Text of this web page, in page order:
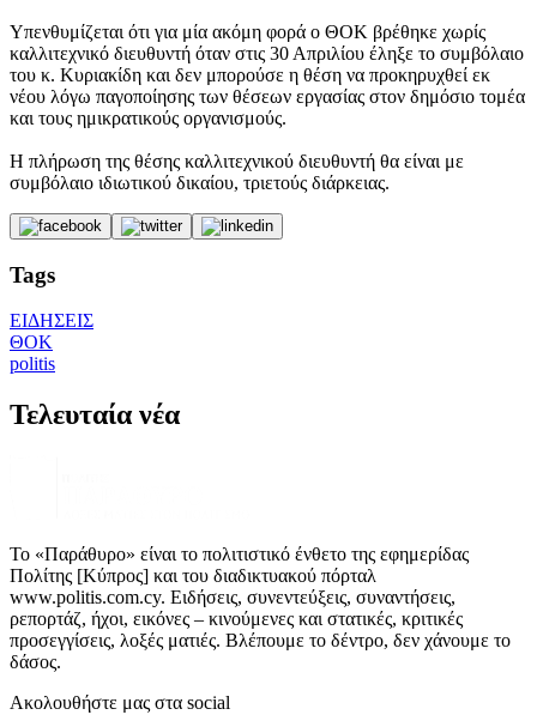
Υπενθυμίζεται ότι για μία ακόμη φορά ο ΘΟΚ βρέθηκε χωρίς
καλλιτεχνικό διευθυντή όταν στις 30 Απριλίου έληξε το συμβόλαιο
του κ. Κυριακίδη και δεν μπορούσε η θέση να προκηρυχθεί εκ
νέου λόγω παγοποίησης των θέσεων εργασίας στον δημόσιο τομέα
και τους ημικρατικούς οργανισμούς.
Η πλήρωση της θέσης καλλιτεχνικού διευθυντή θα είναι με
συμβόλαιο ιδιωτικού δικαίου, τριετούς διάρκειας.
Tags
ΕΙΔΗΣΕΙΣ
ΘΟΚ
politis
Τελευταία νέα
Το «Παράθυρο» είναι το πολιτιστικό ένθετο της εφημερίδας
Πολίτης [Κύπρος] και του διαδικτυακού πόρταλ
www.politis.com.cy. Ειδήσεις, συνεντεύξεις, συναντήσεις,
ρεπορτάζ, ήχοι, εικόνες – κινούμενες και στατικές, κριτικές
προσεγγίσεις, λοξές ματιές. Βλέπουμε το δέντρο, δεν χάνουμε το
δάσος.
Ακολουθήστε μας στα social